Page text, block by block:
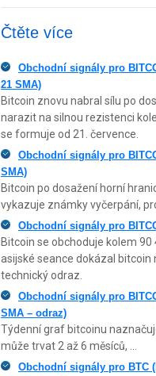
Čtěte více
Obchodní signály pro
21 SMA)
Bitcoin znovu nabral sílu po
narazit na silnou rezistenci
se formuje od 21. července.
Obchodní signály pro
SMA)
Bitcoin po dosažení horní
vykazuje známky vyčerpání,
Obchodní signály pro
Bitcoin se obchoduje kolem 90
asijské seance dokázal
technický odraz.
Obchodní signály pro
SMA – odraz)
Týdenní graf bitcoinu
může trvat 2 až 6 měsíců, ...
Obchodní signály pro BTC